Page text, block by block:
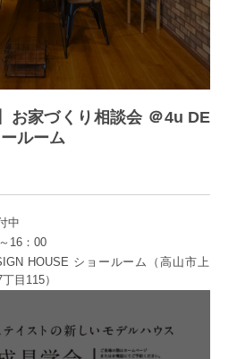
お家づくり相談会 ＠4u DE
ルーム
中
16：00
HOUSE ショールーム（高山市上
目115）